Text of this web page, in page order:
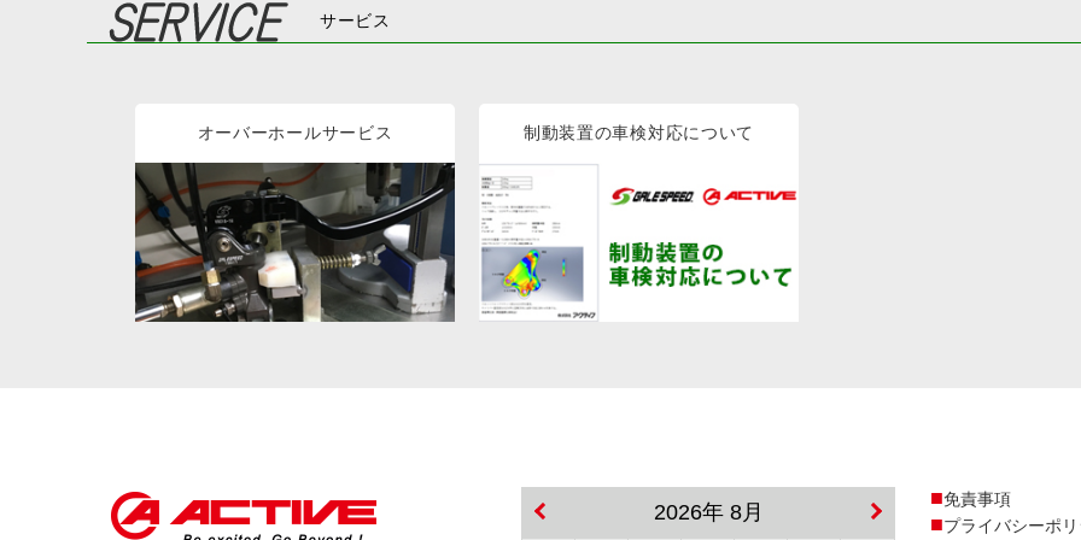
サービス
オーバーホールサービス 制動装置の車検対応について
2026年 8月
免責事項
プライバシーポ